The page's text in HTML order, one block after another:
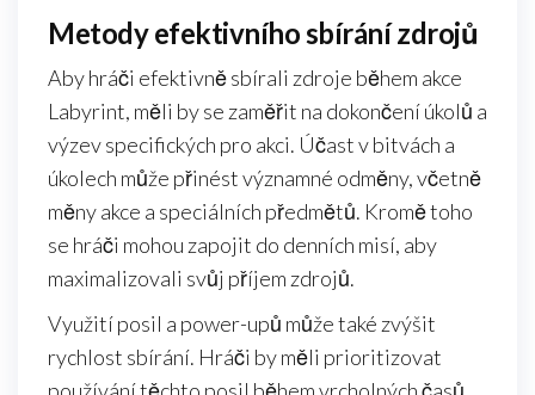
Metody efektivního sbírání zdrojů
Aby hráči efektivně sbírali zdroje během akce
Labyrint, měli by se zaměřit na dokončení úkolů a
výzev specifických pro akci. Účast v bitvách a
úkolech může přinést významné odměny, včetně
měny akce a speciálních předmětů. Kromě toho
se hráči mohou zapojit do denních misí, aby
maximalizovali svůj příjem zdrojů.
Využití posil a power-upů může také zvýšit
rychlost sbírání. Hráči by měli prioritizovat